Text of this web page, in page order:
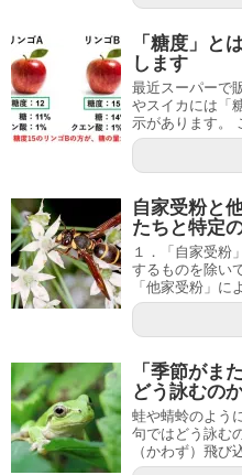
「糖度」と
します
最近スーパーで
やスイカには「
示があります。
自家受粉と
たちと特定
１．「自家受粉
するものを除い
「他家受粉」に
「季節がま
どう詠むの
蛙や蜻蛉のよう
句ではどう詠む
（かわず）飛び